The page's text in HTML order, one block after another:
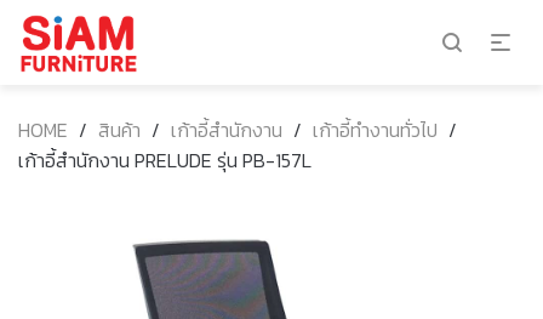
HOME / สินค้า / เก้าอี้สำนักงาน / เก้าอี้ทำงานทั่วไป /
เก้าอี้สำนักงาน PRELUDE รุ่น PB-157L